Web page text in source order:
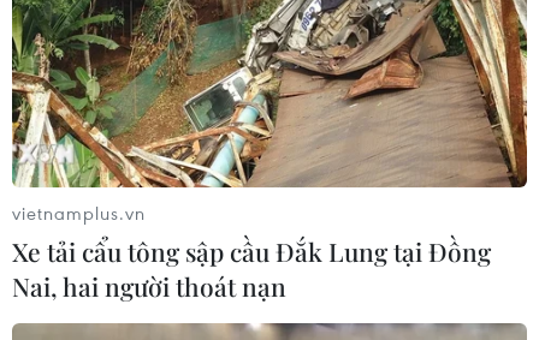
vietnamplus.vn
Xe tải cẩu tông sập cầu Đắk Lung tại Đồng
Nai, hai người thoát nạn